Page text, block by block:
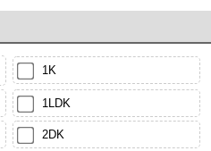
1K
1LDK
2DK